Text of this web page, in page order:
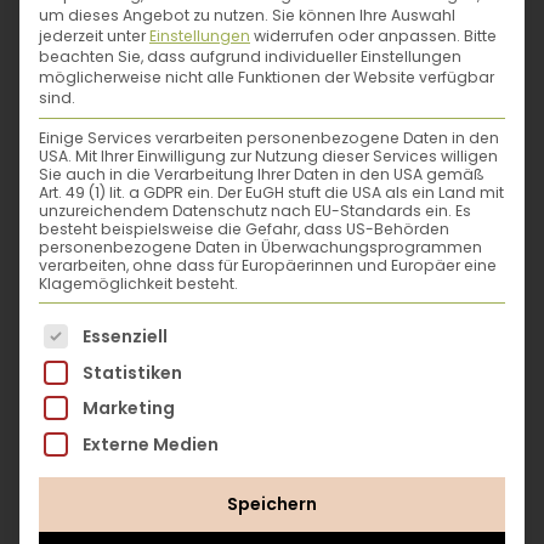
um dieses Angebot zu nutzen. Sie können Ihre Auswahl
jederzeit unterEinstellungen widerrufen oder anpassen. Bitte
beachten Sie, dass aufgrund individueller Einstellungen
möglicherweise nicht alle Funktionen der Website verfügbar
sind.
Einige Services verarbeiten personenbezogene Daten in den
USA. Mit Ihrer Einwilligung zur Nutzung dieser Services willigen
Sie auch in die Verarbeitung Ihrer Daten in den USA gemäß
Art. 49 (1) lit. a GDPR ein. Der EuGH stuft die USA als ein Land mit
unzureichendem Datenschutz nach EU-Standards ein. Es
besteht beispielsweise die Gefahr, dass US-Behörden
personenbezogene Daten in Überwachungsprogrammen
verarbeiten, ohne dass für Europäerinnen und Europäer eine
Klagemöglichkeit besteht.
Es folgt eine Liste der Service-Gruppen, für die
Essenziell
Statistiken
Marketing
Externe Medien
Speichern